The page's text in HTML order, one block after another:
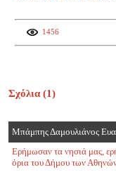
1456
Σχόλια (1)
Μπάμπης Δαμουλιάνος
Ερήμωσαν τα νησιά μας,
όρια του Δήμου των